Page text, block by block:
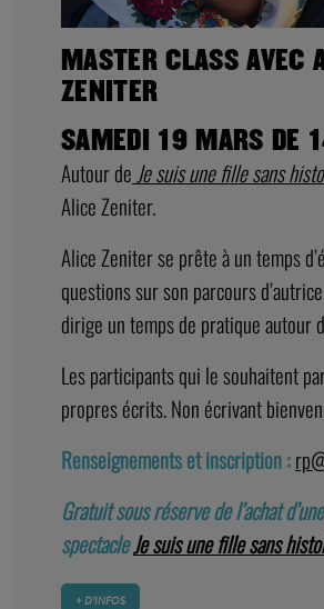
MASTER CLASS AVEC
ZENITER
SAMEDI 19 MARS DE
Autour de Je suis une fille sans
Alice Zeniter.
Alice Zeniter se prête à un temps
questions sur son parcours
dirige un temps de pratique autour
Les participants qui le souhaitent
propres écrits. Non écrivant
Renseignements et inscription :
Gratuit sous réserve de l’achat
spectacleJe suis une fille sans
+ D’INFOS